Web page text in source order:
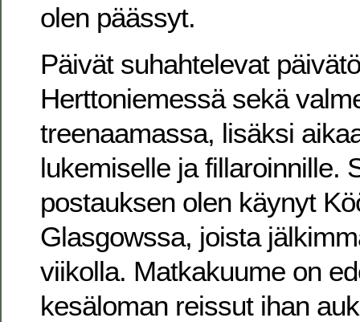
olen päässyt.
Päivät suhahtelevat
Herttoniemessä sekä
treenaamassa, lisäksi
lukemiselle ja fillaroinnille.
postauksen olen käynyt
Glasgowssa, joista
viikolla. Matkakuume on
kesäloman reissut ihan